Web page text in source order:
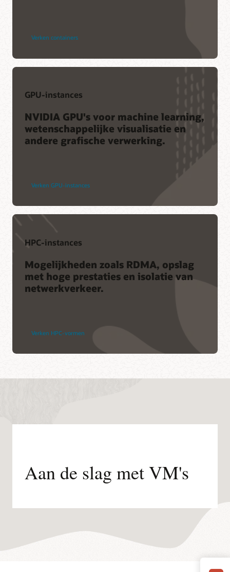
Verken containers
GPU-instances
NVIDIA GPU's voor machine learning,
wetenschappelijke visualisatie en
andere grafische verwerking.
Verken GPU-instances
HPC-instances
Mogelijkheden zoals RDMA, opslag
met hoge prestaties en isolatie van
netwerkverkeer.
Verken HPC-vormen
Aan de slag met VM's